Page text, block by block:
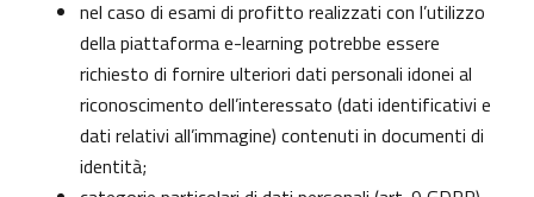
nel caso di esami di profitto realizzati con l’utilizzo
della piattaforma e-learning potrebbe essere
richiesto di fornire ulteriori dati personali idonei al
riconoscimento dell’interessato (dati identificativi e
dati relativi all’immagine) contenuti in documenti di
identità;